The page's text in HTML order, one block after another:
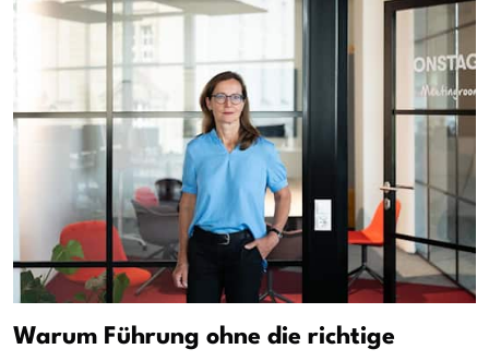
Warum Führung ohne die richtige